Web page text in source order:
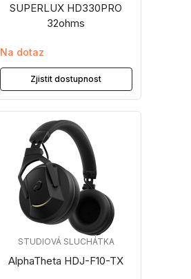
SUPERLUX HD330PRO
32ohms
Na dotaz
Zjistit dostupnost
AlphaTheta HDJ-F10-TX
STUDIOVÁ SLUCHÁTKA